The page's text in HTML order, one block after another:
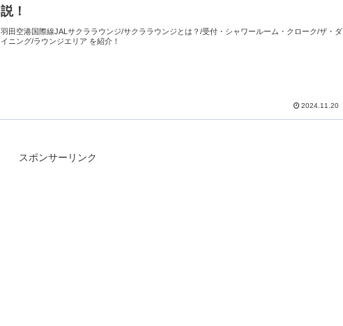
説！
羽田空港国際線JALサクララウンジ/サクララウンジとは？/受付・シャワールーム・クローク/ザ・ダ
イニング/ラウンジエリア を紹介！
2024.11.20
スポンサーリンク